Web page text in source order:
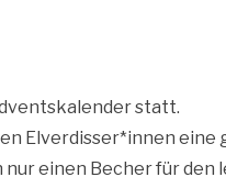
statt.
Elverdisser*innen eine
einen Becher für den